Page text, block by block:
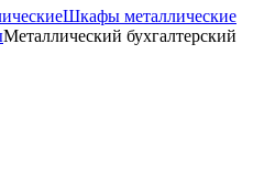
Шкафы металлические
Металлический бухгалтерский